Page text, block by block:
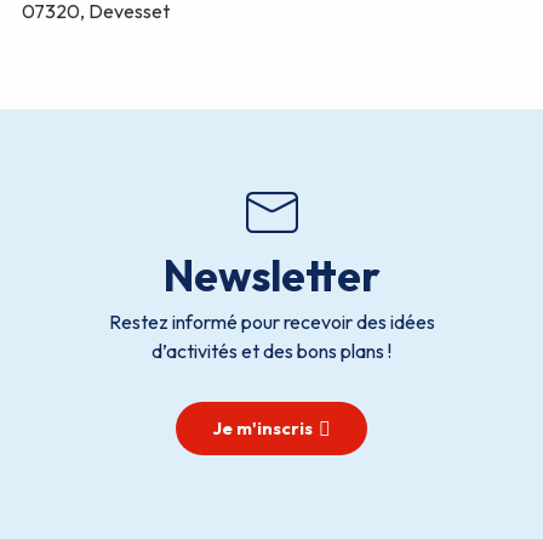
Newsletter
Restez informé pour recevoir des idées
d’activités et des bons plans !
Je m'inscris